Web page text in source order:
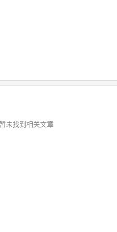
暂未找到相关文章